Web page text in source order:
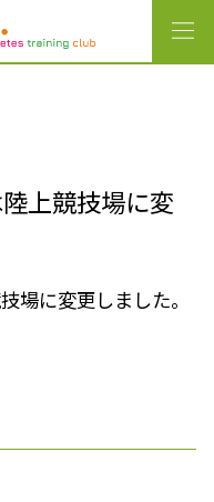
上競技場に変
場に変更しました。